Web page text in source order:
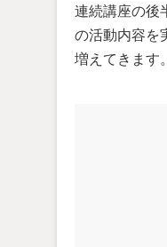
連続講座の後
の活動内容を
増えてきます。